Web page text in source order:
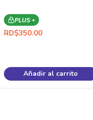
PLUS +
RD$350.00
Añadir al carrito